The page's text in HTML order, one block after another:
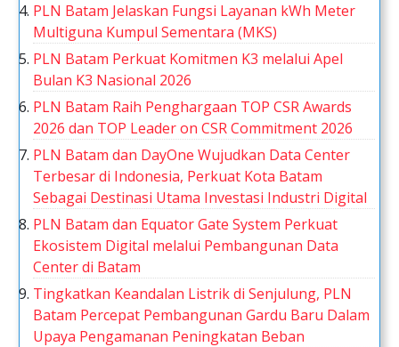
PLN Batam Jelaskan Fungsi Layanan kWh Meter
Multiguna Kumpul Sementara (MKS)
PLN Batam Perkuat Komitmen K3 melalui Apel
Bulan K3 Nasional 2026
PLN Batam Raih Penghargaan TOP CSR Awards
2026 dan TOP Leader on CSR Commitment 2026
PLN Batam dan DayOne Wujudkan Data Center
Terbesar di Indonesia, Perkuat Kota Batam
Sebagai Destinasi Utama Investasi Industri Digital
PLN Batam dan Equator Gate System Perkuat
Ekosistem Digital melalui Pembangunan Data
Center di Batam
Tingkatkan Keandalan Listrik di Senjulung, PLN
Batam Percepat Pembangunan Gardu Baru Dalam
Upaya Pengamanan Peningkatan Beban